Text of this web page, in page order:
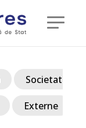
Societate
Externe